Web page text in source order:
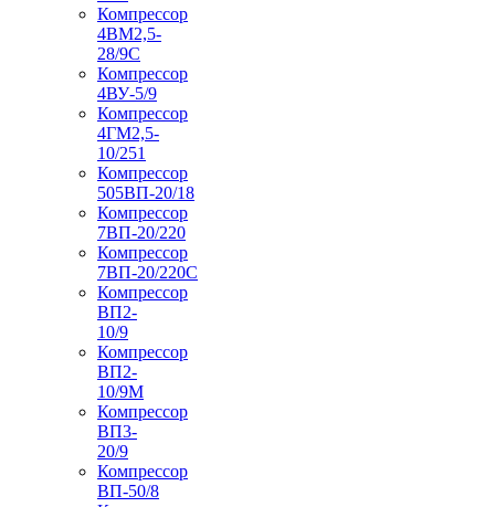
Компрессор
4ВМ2,5-
28/9С
Компрессор
4ВУ-5/9
Компрессор
4ГМ2,5-
10/251
Компрессор
505ВП-20/18
Компрессор
7ВП-20/220
Компрессор
7ВП-20/220С
Компрессор
ВП2-
10/9
Компрессор
ВП2-
10/9М
Компрессор
ВП3-
20/9
Компрессор
ВП-50/8